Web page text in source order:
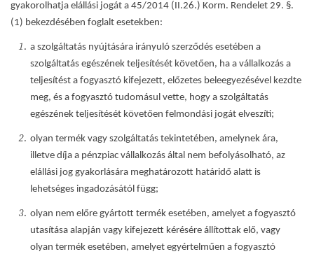
gyakorolhatja elállási jogát a 45/2014 (II.26.) Korm. Rendelet 29. §.
(1) bekezdésében foglalt esetekben:
a szolgáltatás nyújtására irányuló szerződés esetében a
szolgáltatás egészének teljesítését követően, ha a vállalkozás a
teljesítést a fogyasztó kifejezett, előzetes beleegyezésével kezdte
meg, és a fogyasztó tudomásul vette, hogy a szolgáltatás
egészének teljesítését követően felmondási jogát elveszíti;
olyan termék vagy szolgáltatás tekintetében, amelynek ára,
illetve díja a pénzpiac vállalkozás által nem befolyásolható, az
elállási jog gyakorlására meghatározott határidő alatt is
lehetséges ingadozásától függ;
olyan nem előre gyártott termék esetében, amelyet a fogyasztó
utasítása alapján vagy kifejezett kérésére állítottak elő, vagy
olyan termék esetében, amelyet egyértelműen a fogyasztó